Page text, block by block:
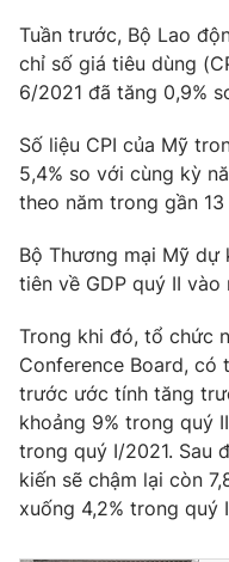
THỜI BÁO VTV
Theo dõi báo trên
Cơ quan chủ quản:
Đài
Cơ quan báo chí:Thời
Giấy phép hoạt động báo
cấp ngày 29/12/2023
Tổng Biên tập:Vũ Thanh
Phó Tổng Biên tập:
Nguyễn Trọng Ninh
Tuần trước, Bộ Lao
chỉ số giá tiêu dùng
6/2021 đã tăng 0,9%
Số liệu CPI của Mỹ
5,4% so với cùng kỳ
theo năm trong gần 13
Bộ Thương mại Mỹ
tiên về GDP quý II vào
Trong khi đó, tổ chức
Conference Board, có
trước ước tính tăng
khoảng 9% trong quý
trong quý I/2021. Sau
kiến sẽ chậm lại còn
xuống 4,2% trong quý